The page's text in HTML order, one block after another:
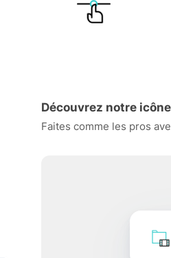
Découvrez notre
Faites comme les pros